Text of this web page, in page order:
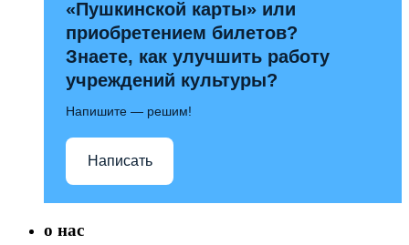
«Пушкинской карты» или
приобретением билетов?
Знаете, как улучшить работу
учреждений культуры?
Напишите — решим!
Написать
о нас